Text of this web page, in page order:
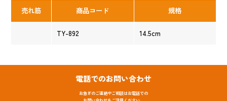
売れ筋 商品コード 規格
TY-892 14.5cm
電話でのお問い合わせ
お急ぎのご連絡やご相談はお電話での